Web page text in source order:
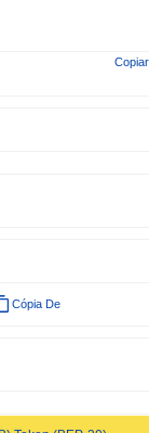
Copiar
Cópia De